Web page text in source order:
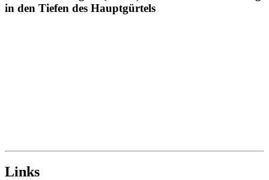
in den Tiefen des Hauptgürtels
Links